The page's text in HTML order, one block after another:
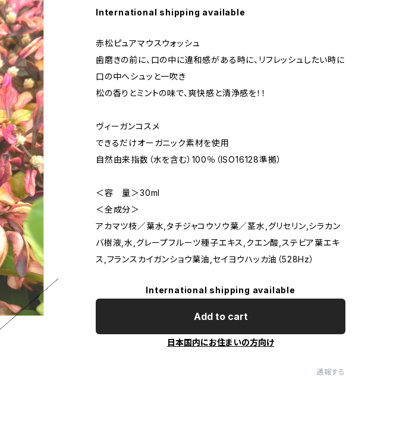
International shipping available
赤松ピュアマウスウォッシュ
歯磨きの前に、口の中に違和感がある時に、リフレッシュしたい時に
口の中へシュッと一吹き
松の香りとミントの味で、爽快感と清浄感を！！
ヴィーガンコスメ
できるだけオーガニック素材を使用
自然由来指数（水を含む）100％（ISO16128準拠）
＜容 量＞30ml
＜全成分＞
アカマツ枝／葉水,タチジャコウソウ葉／茎水,グリセリン,シラカン
バ樹液,水,グレープフルーツ種子エキス,クエン酸,ステビア葉エキ
ス,フランスカイガンショウ葉油,セイヨウハッカ油（528Hz）
International shipping available
Add to cart
日本国内にお住まいの方向け
通報する